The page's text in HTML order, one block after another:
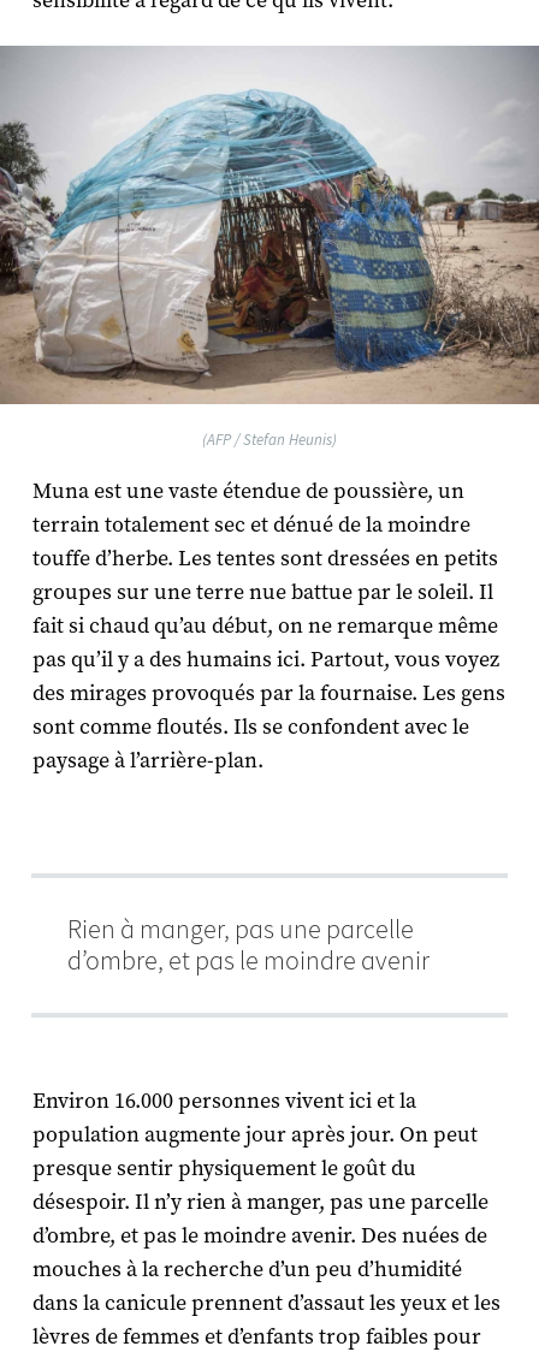
(AFP / Stefan Heunis)
Muna est une vaste étendue de poussière, un
terrain totalement sec et dénué de la moindre
touffe d’herbe. Les tentes sont dressées en petits
groupes sur une terre nue battue par le soleil. Il
fait si chaud qu’au début, on ne remarque même
pas qu’il y a des humains ici. Partout, vous voyez
des mirages provoqués par la fournaise. Les gens
sont comme floutés. Ils se confondent avec le
paysage à l’arrière-plan.
Rien à manger, pas une parcelle
d’ombre, et pas le moindre avenir
Environ 16.000 personnes vivent ici et la
population augmente jour après jour. On peut
presque sentir physiquement le goût du
désespoir. Il n’y rien à manger, pas une parcelle
d’ombre, et pas le moindre avenir. Des nuées de
mouches à la recherche d’un peu d’humidité
dans la canicule prennent d’assaut les yeux et les
lèvres de femmes et d’enfants trop faibles pour